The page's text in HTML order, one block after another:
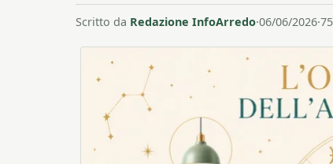
Scritto da Redazione InfoArredo·06/06/2026·